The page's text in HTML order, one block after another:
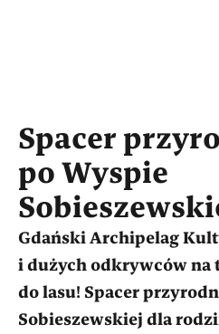
Spacer
po Wyspie
Gdański Archipelag
i dużych odkrywców na
do lasu! Spacer
Sobieszewskiej dla